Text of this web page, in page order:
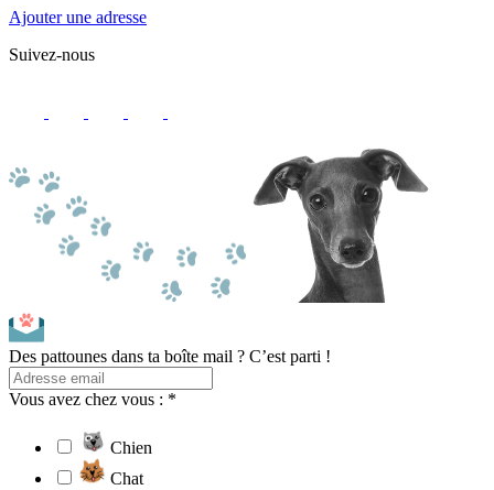
Ajouter une adresse
Suivez-nous
Des pattounes dans ta boîte mail ? C’est parti !
Vous avez chez vous : *
Chien
Chat